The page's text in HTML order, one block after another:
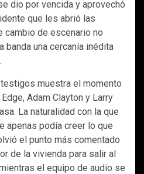
dio por vencida y aprovechó
que les abrió las
cambio de escenario no
banda una cercanía inédita
muestra el momento
Adam Clayton y Larry
La naturalidad con la que
apenas podía creer lo que
el punto más comentado
de la vivienda para salir al
el equipo de audio se